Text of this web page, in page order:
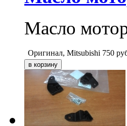
Масло
Оригинал, Mitsubishi 750